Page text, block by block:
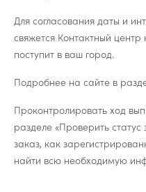
Для согласования даты и
свяжется Контактный
поступит в ваш город.
Подробнее на сайте в
Проконтролировать ход
разделе «Проверить
заказ, как
найти всю необходимую